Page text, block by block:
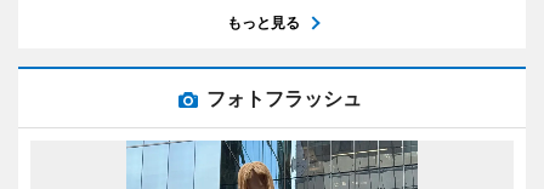
もっと見る
フォトフラッシュ